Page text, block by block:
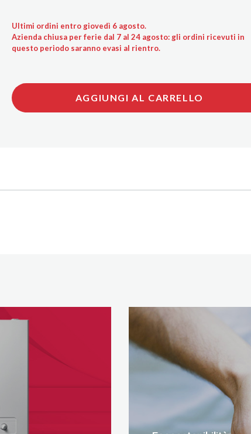
Ultimi ordini entro giovedì 6 agosto.
Azienda chiusa per ferie dal 7 al 24 agosto: gli ordini ricevuti in
questo periodo saranno evasi al rientro.
AGGIUNGI AL CARRELLO